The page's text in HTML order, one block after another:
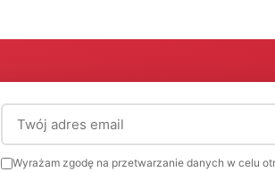
Adres email (wymagany)
Wyrażam zgodę na przetwarzanie danych w celu